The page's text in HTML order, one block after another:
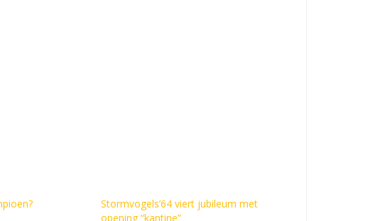
Stormvogels’64 viert jubileum met
opening “kantine”